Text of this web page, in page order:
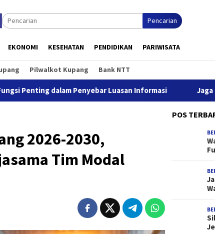
Pencarian
EKONOMI KESEHATAN PENDIDIKAN PARIWISATA
Pilwalkot Kupang Bank NTT
Luasan Informasi Jaga Masa Depan
2026-2030,
Tim Modal
POS